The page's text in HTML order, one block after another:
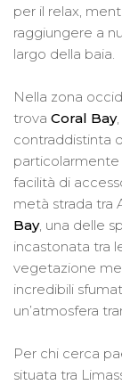
per il relax,
raggiungere a
largo della baia.
Nella zona
trova Coral Bay
contraddistinta
particolarmente
facilità di
metà strada tra
Bay, una delle
incastonata tra
vegetazione
incredibili
un’atmosfera
Per chi cerca
situata tra